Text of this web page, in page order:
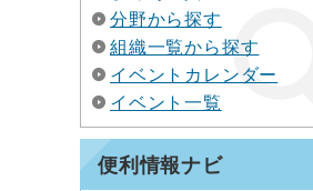
分野から探す
組織一覧から探す
イベントカレンダー
イベント一覧
便利情報ナビ